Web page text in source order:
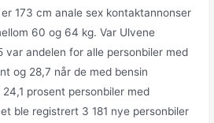
173 cm anale sex kontaktannonser
60 og 64 kg. Var Ulvene
var andelen for alle personbiler med
og 28,7 når de med bensin
prosent personbiler med
ble registrert 3 181 nye personbiler